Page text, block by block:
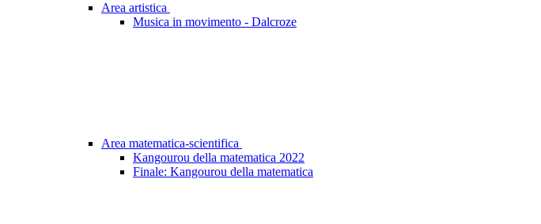
Area artistica
Musica in movimento - Dalcroze
Area matematica-scientifica
Kangourou della matematica 2022
Finale: Kangourou della matematica